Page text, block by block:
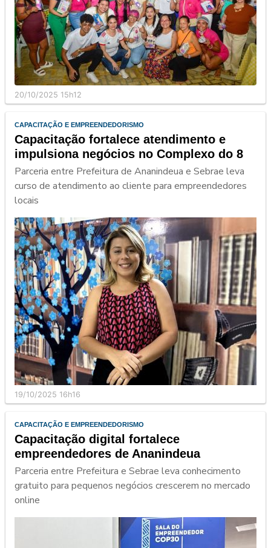
20/10/2025 15h12
CAPACITAÇÃO E EMPREENDEDORISMO
Capacitação fortalece atendimento e
impulsiona negócios no Complexo do 8
Parceria entre Prefeitura de Ananindeua e Sebrae leva
curso de atendimento ao cliente para empreendedores
locais
19/10/2025 16h16
CAPACITAÇÃO E EMPREENDEDORISMO
Capacitação digital fortalece
empreendedores de Ananindeua
Parceria entre Prefeitura e Sebrae leva conhecimento
gratuito para pequenos negócios crescerem no mercado
online